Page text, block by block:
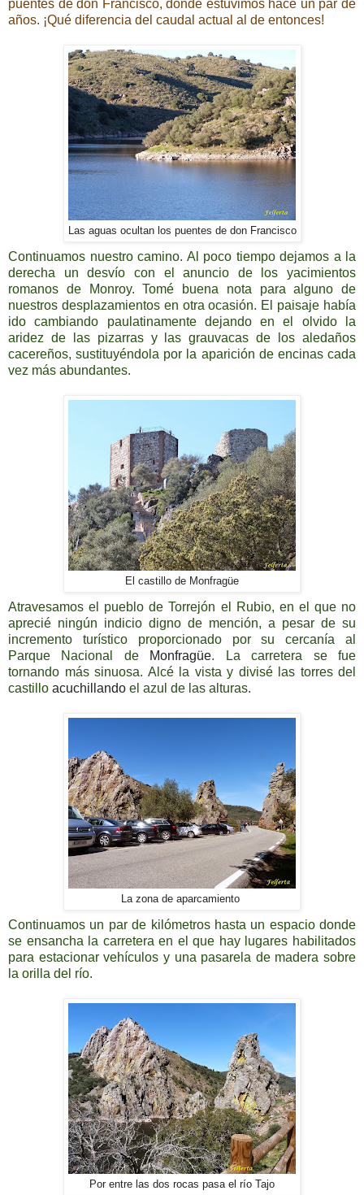
puentes de don Francisco, donde estuvimos hace un par de
años. ¡Qué diferencia del caudal actual al de entonces!
Las aguas ocultan los puentes de don Francisco
Continuamos nuestro camino. Al poco tiempo dejamos a la
derecha un desvío con el anuncio de los yacimientos
romanos de Monroy. Tomé buena nota para alguno de
nuestros desplazamientos en otra ocasión. El paisaje había
ido cambiando paulatinamente dejando en el olvido la
aridez de las pizarras y las grauvacas de los aledaños
cacereños, sustituyéndola por la aparición de encinas cada
vez más abundantes.
El castillo de Monfragüe
Atravesamos el pueblo de Torrejón el Rubio, en el que no
aprecié ningún indicio digno de mención, a pesar de su
incremento turístico proporcionado por su cercanía al
Parque Nacional de
Monfragüe. La carretera se fue
tornando más sinuosa. Alcé la vista y divisé las torres del
castillo acuchillando el azul de las alturas.
La zona de aparcamiento
Continuamos un par de kilómetros hasta un espacio donde
se ensancha la carretera en el que hay lugares habilitados
para estacionar vehículos y una pasarela de madera sobre
la orilla del río.
Por entre las dos rocas pasa el río Tajo